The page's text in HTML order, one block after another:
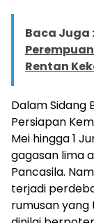
Baca Juga :
Rentan
Dalam Sidang
Persiapan
Mei hingga 1
gagasan lima
Pancasila.
terjadi
rumusan